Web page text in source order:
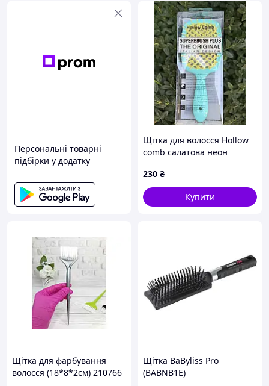
Персональні товарні
підбірки у додатку
Щітка для волосся Hollow
comb салатова неон
230 ₴
Купити
Щітка для фарбування
волосся (18*8*2см) 210766
Щітка BaByliss Pro
(BABNB1E)